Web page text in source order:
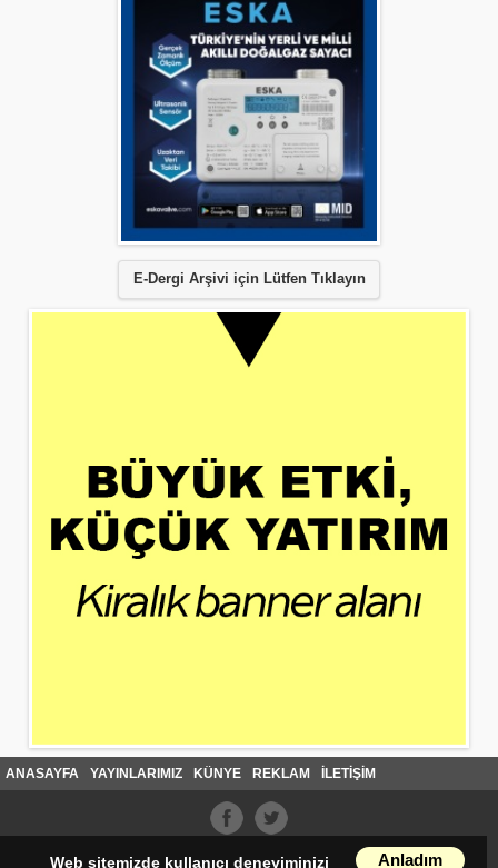
E-Dergi Arşivi için Lütfen Tıklayın
Anladım
Web sitemizde kullanıcı deneyiminizi
ANASAYFA YAYINLARIMIZ KÜNYE REKLAM İLETİŞİM